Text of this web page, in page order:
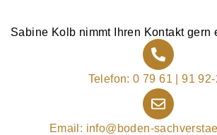
Sabine Kolb nimmt Ihren Kontakt gern
Telefon: 0 79 61 | 91
Email: info@boden-